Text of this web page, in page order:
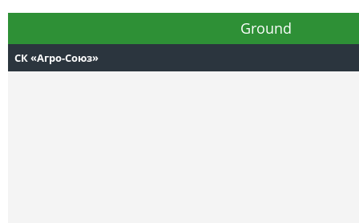
Ground
СК «Агро-Союз»